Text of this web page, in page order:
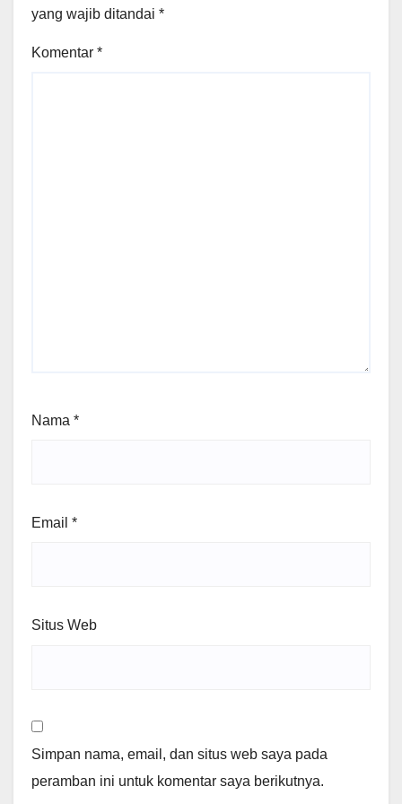
yang wajib ditandai *
Komentar *
Nama *
Email *
Situs Web
Simpan nama, email, dan situs web saya pada
peramban ini untuk komentar saya berikutnya.